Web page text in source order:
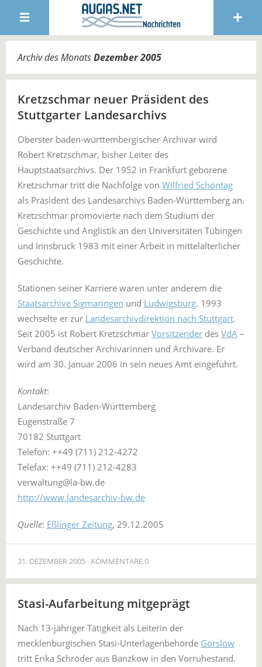
Archiv des MonatsDezember 2005
Kretzschmar neuer Präsident des
Stuttgarter Landesarchivs
Oberster baden-württembergischer Archivar wird
Robert Kretzschmar, bisher Leiter des
Hauptstaatsarchivs. Der 1952 in Frankfurt geborene
Kretzschmar tritt die Nachfolge von Wilfried Schöntag
als Präsident des Landesarchivs Baden-Württemberg an.
Kretzschmar promovierte nach dem Studium der
Geschichte und Anglistik an den Universitäten Tübingen
und Innsbruck 1983 mit einer Arbeit in mittelalterlicher
Geschichte.
Stationen seiner Karriere waren unter anderem die
Staatsarchive Sigmaringen und Ludwigsburg. 1993
wechselte er zur Landesarchivdirektion nach Stuttgart.
Seit 2005 ist Robert Kretzschmar Vorsitzender des VdA –
Verband deutscher Archivarinnen und Archivare. Er
wird am 30. Januar 2006 in sein neues Amt eingeführt.
Kontakt:
Landesarchiv Baden-Württemberg
Eugenstraße 7
70182 Stuttgart
Telefon: ++49 (711) 212-4272
Telefax: ++49 (711) 212-4283
verwaltung@la-bw.de
http://www.landesarchiv-bw.de
Quelle: Eßlinger Zeitung, 29.12.2005
31. DEZEMBER 2005 KOMMENTARE 0
Stasi-Aufarbeitung mitgeprägt
Nach 13-jähriger Tätigkeit als Leiterin der
mecklenburgischen Stasi-Unterlagenbehörde Görslow
tritt Erika Schröder aus Banzkow in den Vorruhestand.